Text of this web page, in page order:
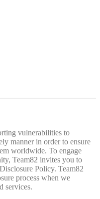
vulnerabilities to
manner in order to ensure
worldwide. To engage
Team82 invites you to
Policy. Team82
process when we
services.